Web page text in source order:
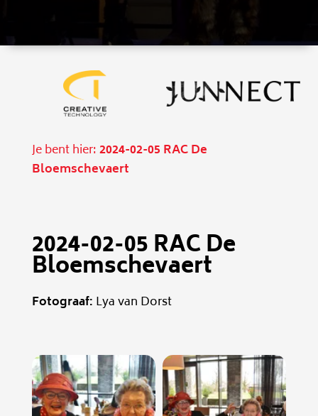
Je bent hier:2024-02-05 RAC De
Bloemschevaert
2024-02-05 RAC De
Bloemschevaert
Fotograaf: Lya van Dorst